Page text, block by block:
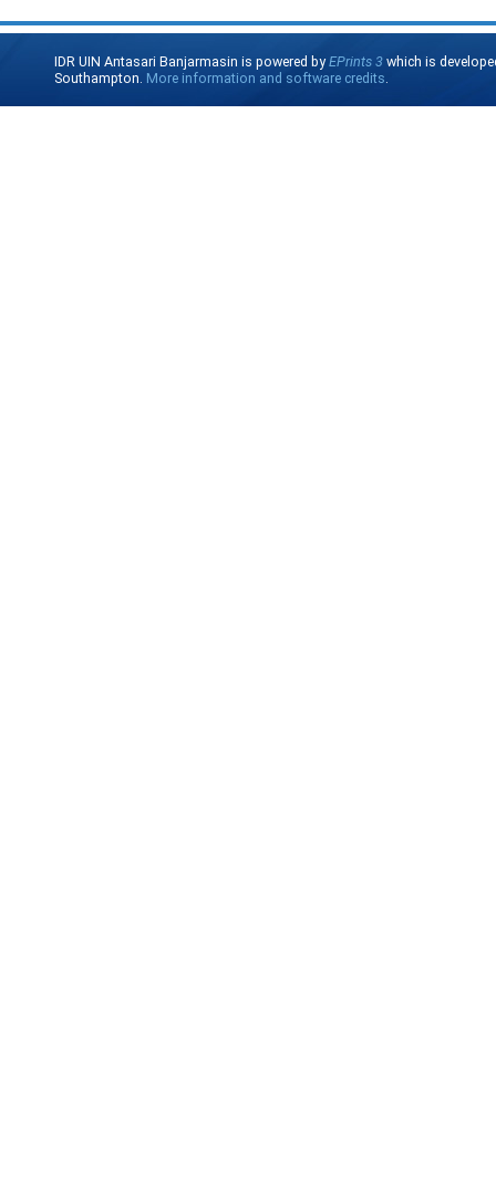
IDR UIN Antasari Banjarmasin is powered byEPrints 3 which is
Southampton. More information and software credits.